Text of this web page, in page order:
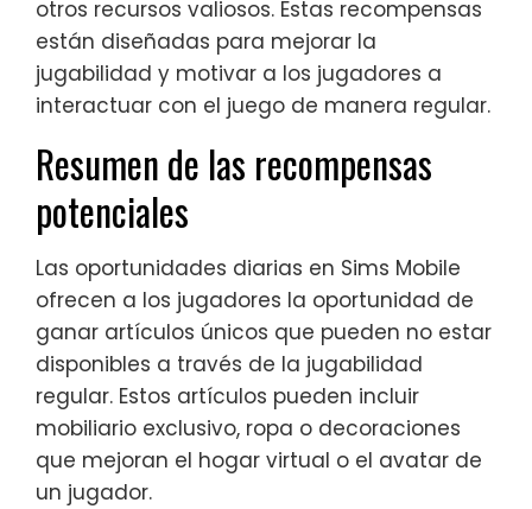
otros recursos valiosos. Estas recompensas
están diseñadas para mejorar la
jugabilidad y motivar a los jugadores a
interactuar con el juego de manera regular.
Resumen de las recompensas
potenciales
Las oportunidades diarias en Sims Mobile
ofrecen a los jugadores la oportunidad de
ganar artículos únicos que pueden no estar
disponibles a través de la jugabilidad
regular. Estos artículos pueden incluir
mobiliario exclusivo, ropa o decoraciones
que mejoran el hogar virtual o el avatar de
un jugador.